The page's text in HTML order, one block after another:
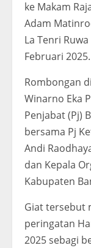
ke Makam
Adam
La Tenri
Februari 2025.
Rombongan
Winarno Eka
Penjabat (Pj)
bersama Pj
Andi
dan Kepala
Kabupaten
Giat tersebut
peringatan
2025 sebagi